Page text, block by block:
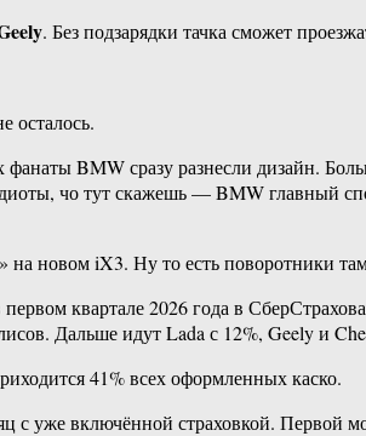
. Без подзарядки тачка сможет
осталось.
BMW сразу разнесли дизайн.
чо тут скажешь — BMW главный
новом iX3. Ну то есть поворотники
квартале 2026 года в
Дальше идут Lada с 12%, Geely и
41% всех оформленных каско.
с уже включённой страховкой.